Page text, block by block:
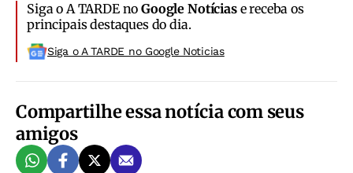
Siga o A TARDE noGoogle Notíciase receba os
principais destaques do dia.
Siga o A TARDE no Google Noticias
Compartilhe essa notícia com seus
amigos